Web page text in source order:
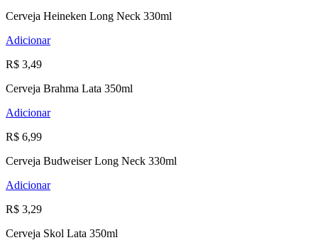
Cerveja Heineken Long Neck 330ml
Adicionar
R$ 3,49
Cerveja Brahma Lata 350ml
Adicionar
R$ 6,99
Cerveja Budweiser Long Neck 330ml
Adicionar
R$ 3,29
Cerveja Skol Lata 350ml